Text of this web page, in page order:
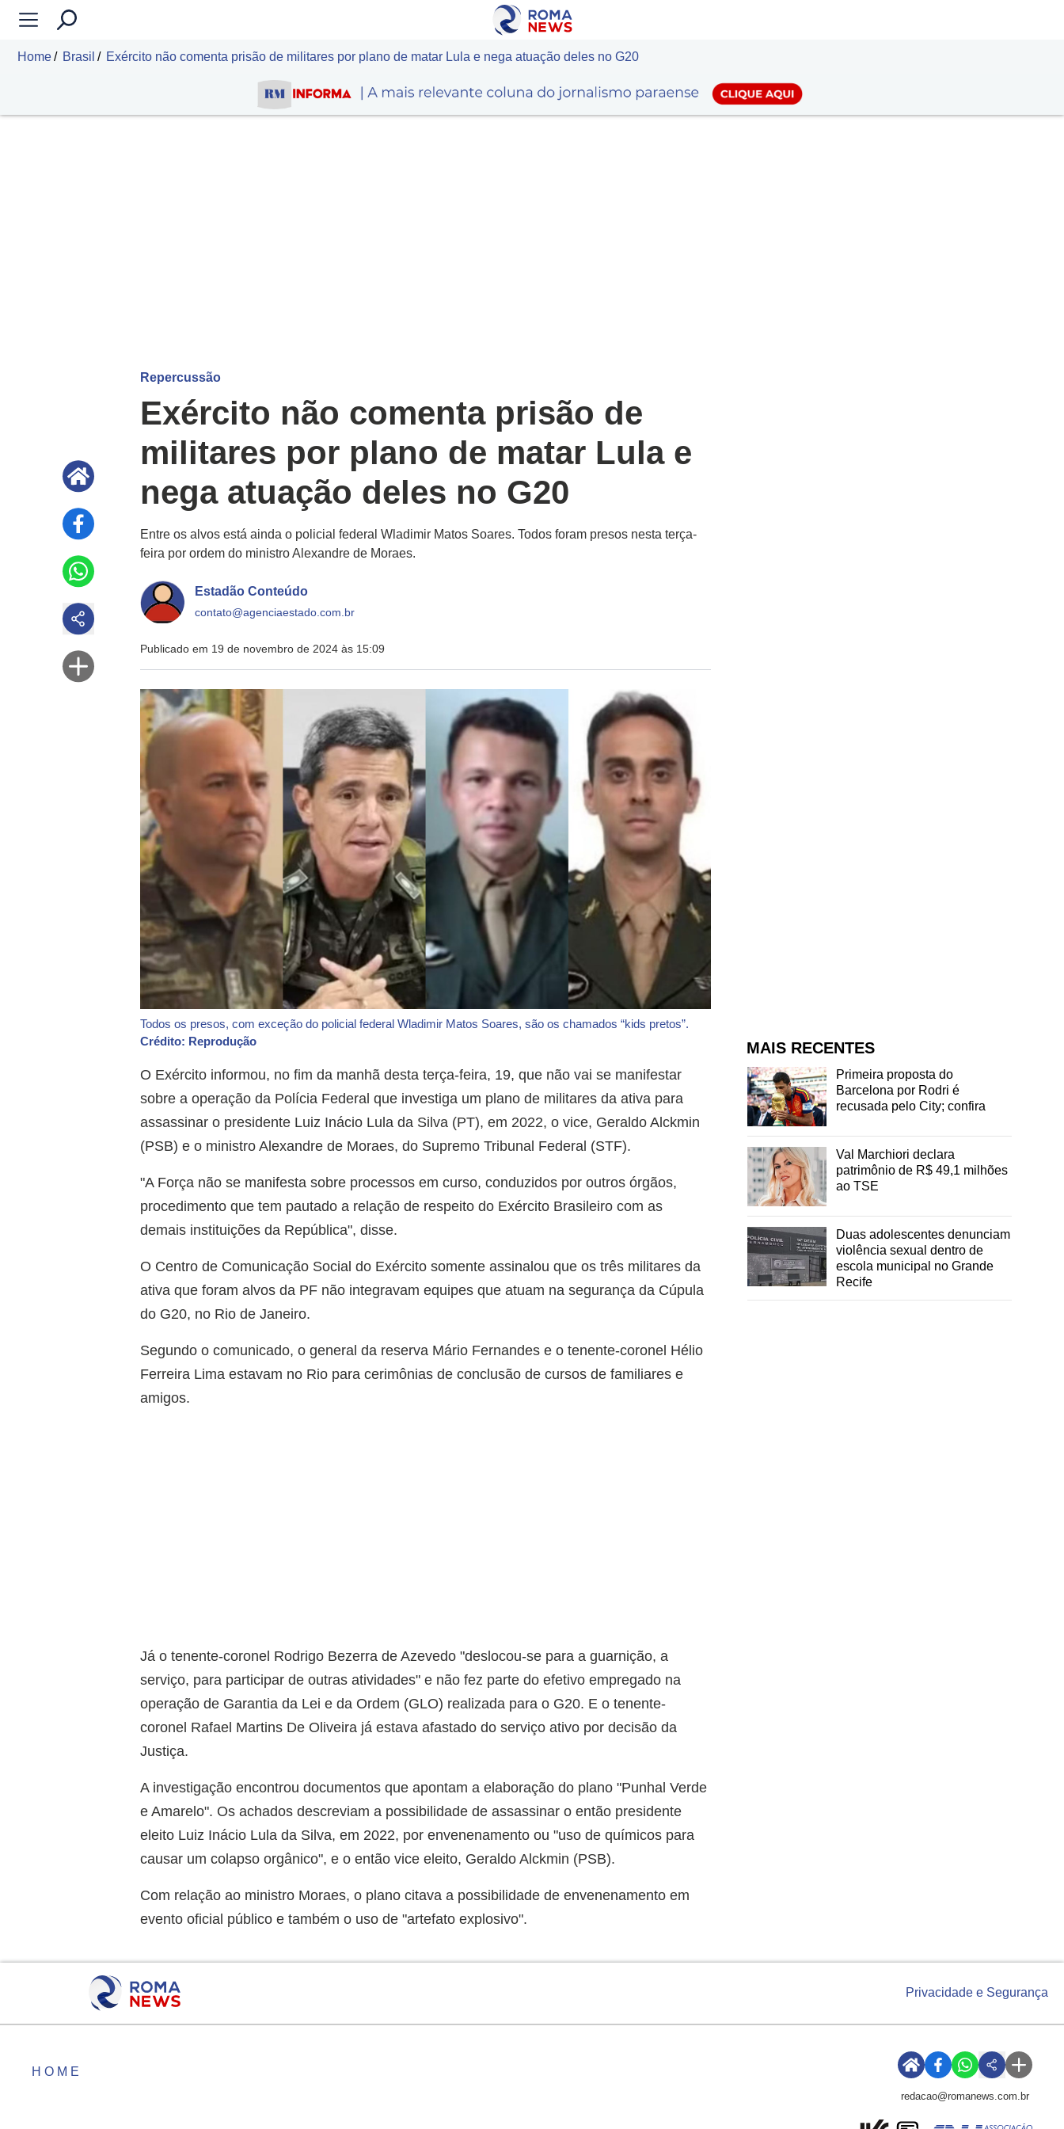
Home Brasil Exército não comenta prisão de militares por plano de matar Lula e nega atuação deles no G20
Repercussão
Exército não comenta prisão de
militares por plano de matar Lula e
nega atuação deles no G20
Entre os alvos está ainda o policial federal Wladimir Matos Soares. Todos foram presos nesta terça-
feira por ordem do ministro Alexandre de Moraes.
Estadão Conteúdo
contato@agenciaestado.com.br
Publicado em 19 de novembro de 2024 às 15:09
Todos os presos, com exceção do policial federal Wladimir Matos Soares, são os chamados “kids pretos”.
Crédito: Reprodução
O Exército informou, no fim da manhã desta terça-feira, 19, que não vai se manifestar
sobre a operação da Polícia Federal que investiga um plano de militares da ativa para
assassinar o presidente Luiz Inácio Lula da Silva (PT), em 2022, o vice, Geraldo Alckmin
(PSB) e o ministro Alexandre de Moraes, do Supremo Tribunal Federal (STF).
"A Força não se manifesta sobre processos em curso, conduzidos por outros órgãos,
procedimento que tem pautado a relação de respeito do Exército Brasileiro com as
demais instituições da República", disse.
O Centro de Comunicação Social do Exército somente assinalou que os três militares da
ativa que foram alvos da PF não integravam equipes que atuam na segurança da Cúpula
do G20, no Rio de Janeiro.
Segundo o comunicado, o general da reserva Mário Fernandes e o tenente-coronel Hélio
Ferreira Lima estavam no Rio para cerimônias de conclusão de cursos de familiares e
amigos.
Já o tenente-coronel Rodrigo Bezerra de Azevedo "deslocou-se para a guarnição, a
serviço, para participar de outras atividades" e não fez parte do efetivo empregado na
operação de Garantia da Lei e da Ordem (GLO) realizada para o G20. E o tenente-
coronel Rafael Martins De Oliveira já estava afastado do serviço ativo por decisão da
Justiça.
A investigação encontrou documentos que apontam a elaboração do plano "Punhal Verde
e Amarelo". Os achados descreviam a possibilidade de assassinar o então presidente
eleito Luiz Inácio Lula da Silva, em 2022, por envenenamento ou "uso de químicos para
causar um colapso orgânico", e o então vice eleito, Geraldo Alckmin (PSB).
Com relação ao ministro Moraes, o plano citava a possibilidade de envenenamento em
evento oficial público e também o uso de "artefato explosivo".
MAIS RECENTES
Primeira proposta do
Barcelona por Rodri é
recusada pelo City; confira
Val Marchiori declara
patrimônio de R$ 49,1 milhões
ao TSE
Duas adolescentes denunciam
violência sexual dentro de
escola municipal no Grande
Recife
Privacidade e Segurança
HOME
redacao@romanews.com.br